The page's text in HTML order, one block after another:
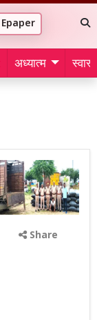
Epaper
अध्यात्म
Share